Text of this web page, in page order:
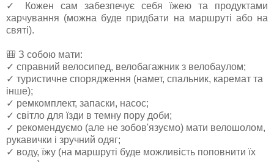
✓ Кожен сам забезпечує себя їжею та продуктами
харчування (можна буде придбати на маршруті або на
святі).
🎒 З собою мати:
✓ справний велосипед, велобагажник з велобаулом;
✓ туристичне спорядження (намет, спальник, каремат та
інше);
✓ ремкомплект, запаски, насос;
✓ світло для їзди в темну пору доби;
✓ рекомендуємо (але не зобов'язуємо) мати велошолом,
рукавички і зручний одяг;
✓ воду, їжу (на маршруті буде можливість поповнити їх